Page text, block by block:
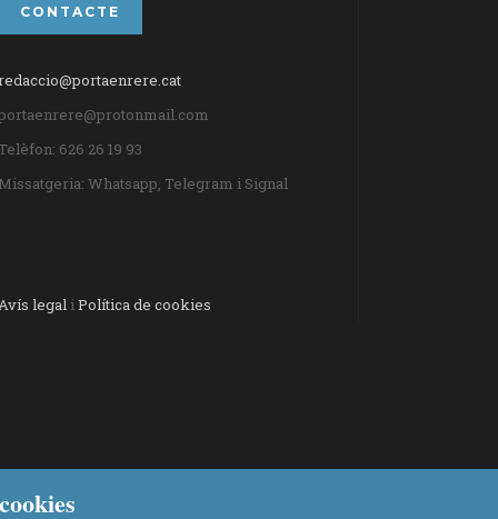
CONTACTE
Telèfon: 626 26 19 93
Missatgeria: Whatsapp, Telegram i Signal
legaliPolítica de cookies